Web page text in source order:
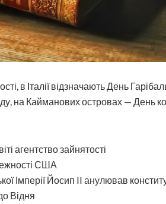
в Італії відзначають День
на Кайманових островах — День
агентство зайнятості
США
Імперії Йосип II анулював
Відня